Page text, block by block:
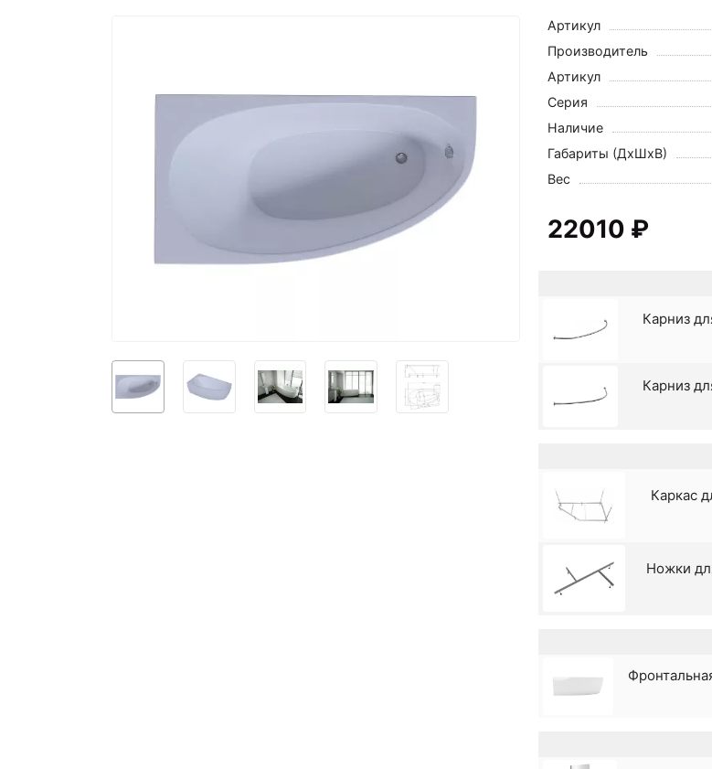
Артикул
Производитель
Артикул
Серия
Наличие
Габариты (ДхШхВ)
Вес
22010 ₽
Карниз
Карниз
Каркас
Ножки